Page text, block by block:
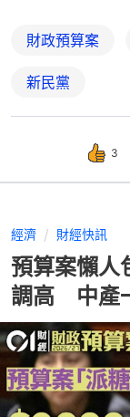
財政預算案
新民黨
3
經濟 財經快訊
預算案懶
調高 中產